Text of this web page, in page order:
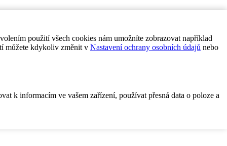
použití všech cookies nám umožníte zobrazovat například
můžete kdykoliv změnit v Nastavení ochrany osobních údajů nebo
k informacím ve vašem zařízení, používat přesná data o poloze a